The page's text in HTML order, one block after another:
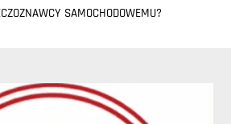
SAMOCHODOWEMU?